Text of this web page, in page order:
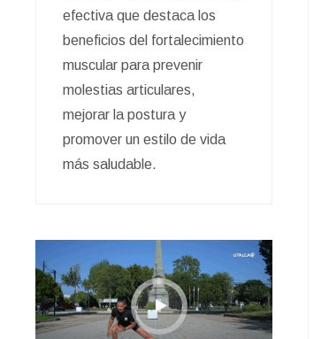
efectiva que destaca los
beneficios del fortalecimiento
muscular para prevenir
molestias articulares,
mejorar la postura y
promover un estilo de vida
más saludable.